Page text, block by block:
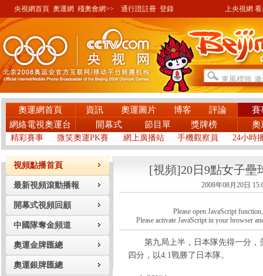
央視網首頁 奧運網 殘奧會網>> 通行證註冊 登錄 上央視網 看奧
奧運網首頁 資訊 奧運圖片 博客 評論
賽
網絡電視奧運台
開幕式 節目單 獎牌榜 奧
精彩賽事 微笑奧運PK賽 網上廣播站 手機觀察員 24小時
視頻點播首頁
最新視頻滾動播報
開幕式視頻回顧
中國隊奪金頻道
奧運金牌匯總
奧運銀牌匯總
[視頻]20日9點女子壘
2008年08月20日
Please open JavaScript
Please activate JavaScript in your browser
第九局上半，日本隊先得一分，
四分，以4:1戰勝了日本隊。